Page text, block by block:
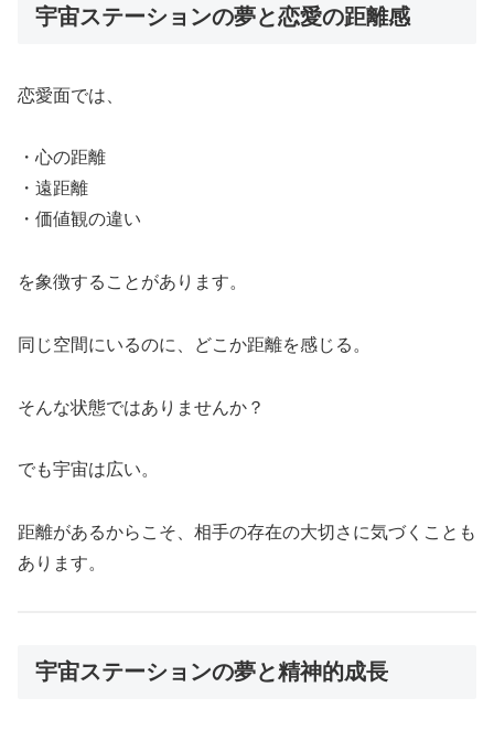
宇宙ステーションの夢と恋愛の距離感
恋愛面では、
・心の距離
・遠距離
・価値観の違い
を象徴することがあります。
同じ空間にいるのに、どこか距離を感じる。
そんな状態ではありませんか？
でも宇宙は広い。
距離があるからこそ、相手の存在の大切さに気づくことも
あります。
宇宙ステーションの夢と精神的成長